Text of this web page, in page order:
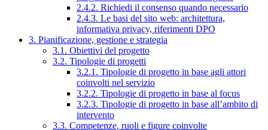
2.4.2. Richiedi il consenso quando necessario
2.4.3. Le basi del sito web: architettura,
informativa privacy, riferimenti DPO
3. Pianificazione, gestione e strategia
3.1. Obiettivi del progetto
3.2. Tipologie di progetti
3.2.1. Tipologie di progetto in base agli attori
coinvolti nel servizio
3.2.2. Tipologie di progetto in base al focus
3.2.3. Tipologie di progetto in base all’ambito di
intervento
3.3. Competenze, ruoli e figure coinvolte